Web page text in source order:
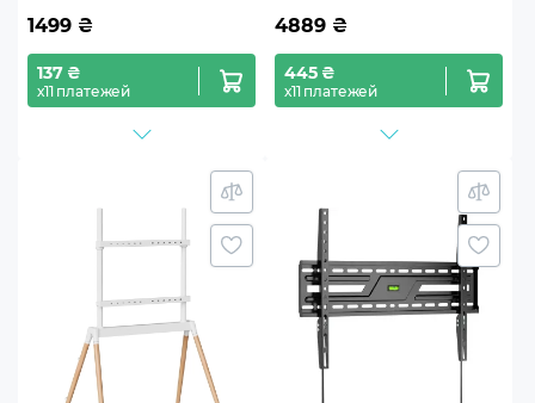
1499 ₴
137 ₴
х11 платежей
4889 ₴
445 ₴
х11 платежей